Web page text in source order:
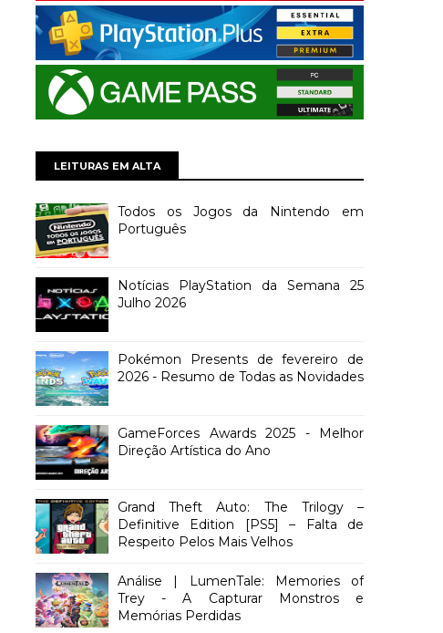
LEITURAS EM ALTA
Todos os Jogos da Nintendo em
Português
Notícias PlayStation da Semana 25
Julho 2026
Pokémon Presents de fevereiro de
2026 - Resumo de Todas as Novidades
GameForces Awards 2025 - Melhor
Direção Artística do Ano
Grand Theft Auto: The Trilogy –
Definitive Edition [PS5] – Falta de
Respeito Pelos Mais Velhos
Análise | LumenTale: Memories of
Trey - A Capturar Monstros e
Memórias Perdidas